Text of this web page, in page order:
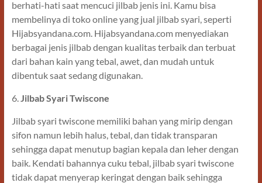
berhati-hati saat mencuci jilbab jenis ini. Kamu bisa
membelinya di toko online yang jual jilbab syari, seperti
Hijabsyandana.com. Hijabsyandana.com menyediakan
berbagai jenis jilbab dengan kualitas terbaik dan terbuat
dari bahan kain yang tebal, awet, dan mudah untuk
dibentuk saat sedang digunakan.
6. Jilbab Syari Twiscone
Jilbab syari twiscone memiliki bahan yang mirip dengan
sifon namun lebih halus, tebal, dan tidak transparan
sehingga dapat menutup bagian kepala dan leher dengan
baik. Kendati bahannya cuku tebal, jilbab syari twiscone
tidak dapat menyerap keringat dengan baik sehingga